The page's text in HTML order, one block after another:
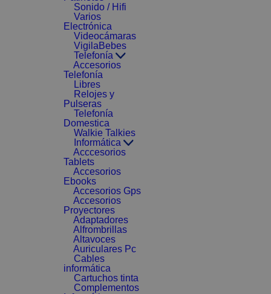
Sonido / Hifi
Varios
Electrónica
Videocámaras
VigilaBebes
Telefonía
Accesorios
Telefonía
Libres
Relojes y
Pulseras
Telefonía
Domestica
Walkie Talkies
Informática
Acccesorios
Tablets
Accesorios
Ebooks
Accesorios Gps
Accesorios
Proyectores
Adaptadores
Alfrombrillas
Altavoces
Auriculares Pc
Cables
informática
Cartuchos tinta
Complementos